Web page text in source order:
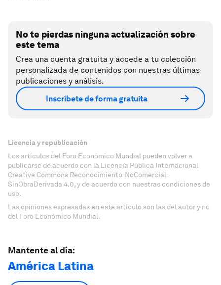
No te pierdas ninguna actualización sobre
este tema
Crea una cuenta gratuita y accede a tu colección
personalizada de contenidos con nuestras últimas
publicaciones y análisis.
Inscríbete de forma gratuita
Licencia y republicación
Los artículos del Foro Económico Mundial pueden volver a
publicarse de acuerdo con la Licencia Pública Internacional
Creative Commons Reconocimiento-NoComercial-
SinObraDerivada 4.0, y de acuerdo con nuestras condiciones de
uso.
Las opiniones expresadas en este artículo son las del autor y no
del Foro Económico Mundial.
Mantente al día:
América Latina